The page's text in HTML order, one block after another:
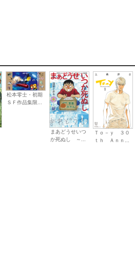
松本零士・初期
ＳＦ作品集限...
まあどうせいつ
か死ぬし ～...
Ｔｏ－ｙ ３０
ｔｈ Ａｎｎ...